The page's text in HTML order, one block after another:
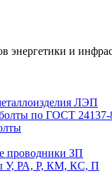
энергетики и
ЛЭП
по ГОСТ 24137-
проводники ЗП
У, РА, Р, КМ, КС, П